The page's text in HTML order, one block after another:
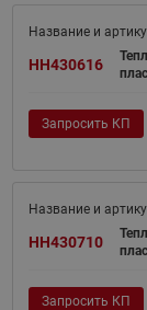
HH430616
Запросить КП
HH430710
Запросить КП